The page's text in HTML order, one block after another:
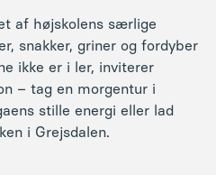
af højskolens særlige
snakker, griner og fordyber
ikke er i ler, inviterer
– tag en morgentur i
stille energi eller lad
i Grejsdalen.